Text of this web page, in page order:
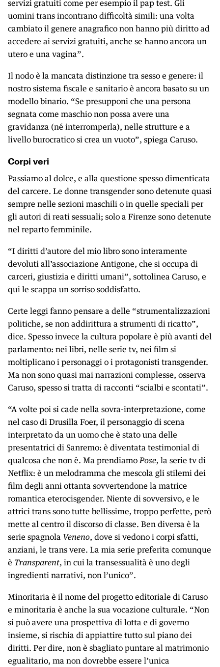
servizi gratuiti come per esempio il pap test. Gli
uomini trans incontrano difficoltà simili: una volta
cambiato il genere anagrafico non hanno più diritto ad
accedere ai servizi gratuiti, anche se hanno ancora un
utero e una vagina”.
Il nodo è la mancata distinzione tra sesso e genere: il
nostro sistema fiscale e sanitario è ancora basato su un
modello binario. “Se presupponi che una persona
segnata come maschio non possa avere una
gravidanza (né interromperla), nelle strutture e a
livello burocratico si crea un vuoto”, spiega Caruso.
Corpi veri
Passiamo al dolce, e alla questione spesso dimenticata
del carcere. Le donne transgender sono detenute quasi
sempre nelle sezioni maschili o in quelle speciali per
gli autori di reati sessuali; solo a Firenze sono detenute
nel reparto femminile.
“I diritti d’autore del mio libro sono interamente
devoluti all’associazione Antigone, che si occupa di
carceri, giustizia e diritti umani”, sottolinea Caruso, e
qui le scappa un sorriso soddisfatto.
Certe leggi fanno pensare a delle “strumentalizzazioni
politiche, se non addirittura a strumenti di ricatto”,
dice. Spesso invece la cultura popolare è più avanti del
parlamento: nei libri, nelle serie tv, nei film si
moltiplicano i personaggi o i protagonisti transgender.
Ma non sono quasi mai narrazioni complesse, osserva
Caruso, spesso si tratta di racconti “scialbi e scontati”.
“A volte poi si cade nella sovra-interpretazione, come
nel caso di Drusilla Foer, il personaggio di scena
interpretato da un uomo che è stato una delle
presentatrici di Sanremo: è diventata testimonial di
qualcosa che non è. Ma prendiamo Pose, la serie tv di
Netflix: è un melodramma che mescola gli stilemi dei
film degli anni ottanta sovvertendone la matrice
romantica eterocisgender. Niente di sovversivo, e le
attrici trans sono tutte bellissime, troppo perfette, però
mette al centro il discorso di classe. Ben diversa è la
serie spagnola Veneno, dove si vedono i corpi sfatti,
anziani, le trans vere. La mia serie preferita comunque
è Transparent, in cui la transessualità è uno degli
ingredienti narrativi, non l’unico”.
Minoritaria è il nome del progetto editoriale di Caruso
e minoritaria è anche la sua vocazione culturale. “Non
si può avere una prospettiva di lotta e di governo
insieme, si rischia di appiattire tutto sul piano dei
diritti. Per dire, non è sbagliato puntare al matrimonio
egualitario, ma non dovrebbe essere l’unica